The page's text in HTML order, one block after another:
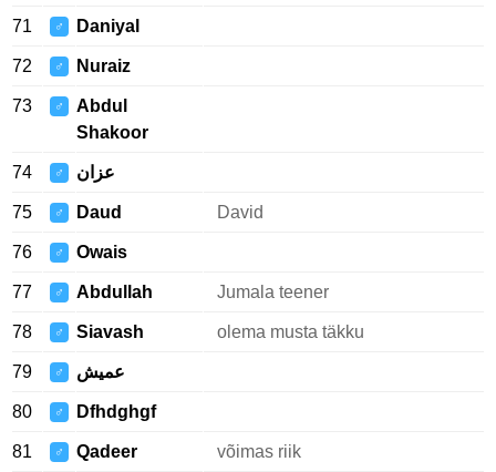
71 ♂ Daniyal
72 ♂ Nuraiz
73 ♂
Abdul
Shakoor
74 ♂ عزان
75 ♂ Daud David
76 ♂ Owais
77 ♂ Abdullah Jumala teener
78 ♂ Siavash olema musta täkku
79 ♂ عميش
80 ♂ Dfhdghgf
81 ♂ Qadeer võimas riik